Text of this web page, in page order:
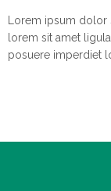
Lorem ipsum
lorem sit amet
posuere imperdiet